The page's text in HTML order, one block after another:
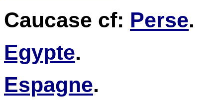
Caucase cf: Perse.
Egypte.
Espagne.